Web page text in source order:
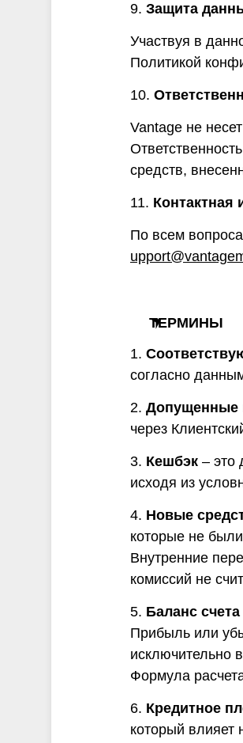
9. Защита
Участвуя в
Политикой
10.
Vantage не
средств,
11.
По всем
ТЕРМИНЫ
1.
согласно
2. Допущенные
через
3. Кешбэк – это
исходя из
4. Новые
которые не
Внутренние
комиссий не
5. Баланс счета
Прибыль или
исключительно
Формула
6. Кредитное
который влияет